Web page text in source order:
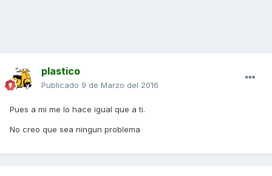
plastico
Publicado 9 de Marzo del 2016
Pues a mi me lo hace igual que a ti.
No creo que sea ningun problema